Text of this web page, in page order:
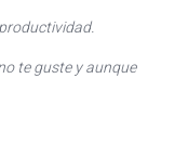
te guste y aunque